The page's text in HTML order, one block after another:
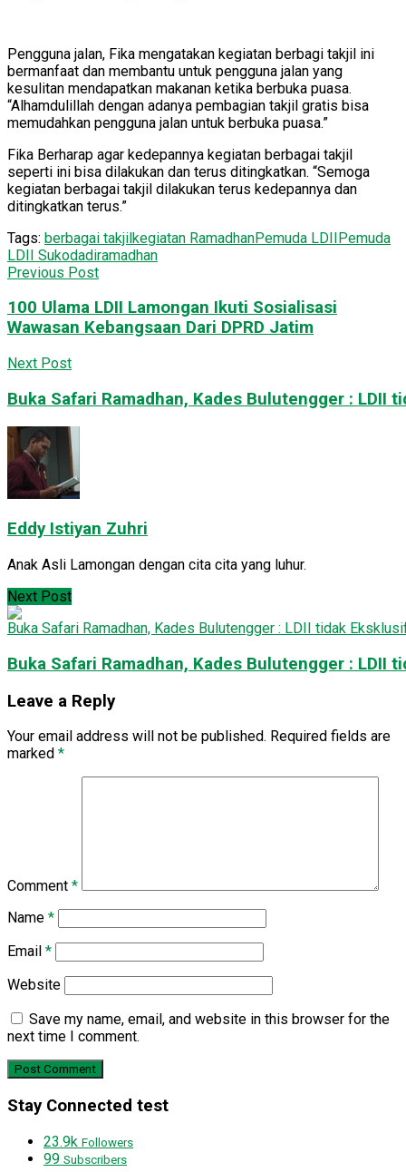
Pengguna jalan, Fika mengatakan kegiatan berbagi takjil ini
bermanfaat dan membantu untuk pengguna jalan yang
kesulitan mendapatkan makanan ketika berbuka puasa.
“Alhamdulillah dengan adanya pembagian takjil gratis bisa
memudahkan pengguna jalan untuk berbuka puasa.”
Fika Berharap agar kedepannya kegiatan berbagai takjil
seperti ini bisa dilakukan dan terus ditingkatkan. “Semoga
kegiatan berbagai takjil dilakukan terus kedepannya dan
ditingkatkan terus.”
Tags: berbagai takjilkegiatan RamadhanPemuda LDIIPemuda
LDII Sukodadiramadhan
Previous Post
100 Ulama LDII Lamongan Ikuti Sosialisasi
Wawasan Kebangsaan Dari DPRD Jatim
Next Post
Buka Safari Ramadhan, Kades Bulutengger : LDII
Eddy Istiyan Zuhri
Anak Asli Lamongan dengan cita cita yang luhur.
Next Post
Buka Safari Ramadhan, Kades Bulutengger : LDII
Leave a Reply
Your email address will not be published. Required fields are
marked *
Comment *
Name *
Email *
Website
Save my name, email, and website in this browser for the
next time I comment.
Stay Connected test
23.9k Followers
99 Subscribers